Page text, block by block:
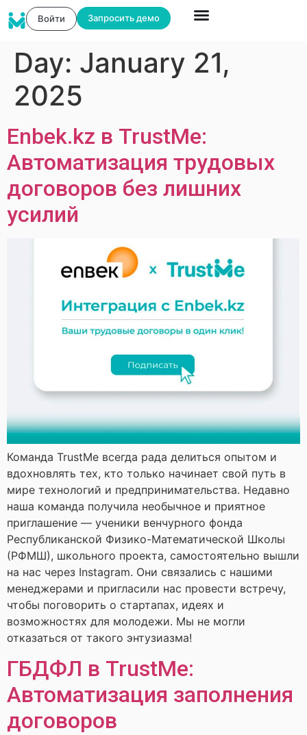
Войти Запросить демо
Day: January 21,
2025
Enbek.kz в TrustMe:
Автоматизация трудовых
договоров без лишних
усилий
Команда TrustMe всегда рада делиться опытом и
вдохновлять тех, кто только начинает свой путь в
мире технологий и предпринимательства. Недавно
наша команда получила необычное и приятное
приглашение — ученики венчурного фонда
Республиканской Физико-Математической Школы
(РФМШ), школьного проекта, самостоятельно вышли
на нас через Instagram. Они связались с нашими
менеджерами и пригласили нас провести встречу,
чтобы поговорить о стартапах, идеях и
возможностях для молодежи. Мы не могли
отказаться от такого энтузиазма!
ГБДФЛ в TrustMe:
Автоматизация заполнения
договоров